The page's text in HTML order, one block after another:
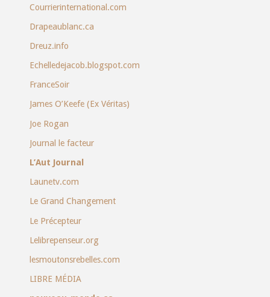
Courrierinternational.com
Drapeaublanc.ca
Dreuz.info
Echelledejacob.blogspot.com
FranceSoir
James O’Keefe (Ex Véritas)
Joe Rogan
Journal le facteur
L’Aut Journal
Launetv.com
Le Grand Changement
Le Précepteur
Lelibrepenseur.org
lesmoutonsrebelles.com
LIBRE MÉDIA